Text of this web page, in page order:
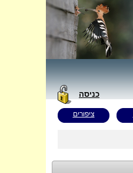
כניסה
ציפורים